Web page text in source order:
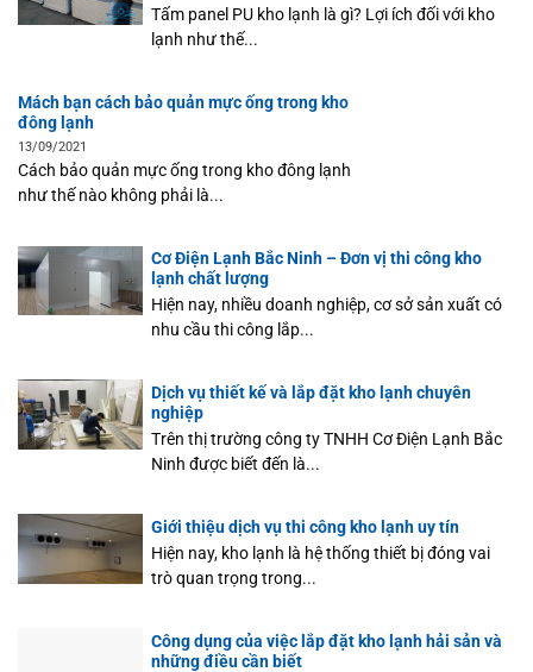
Tấm panel PU kho lạnh là gì? Lợi ích đối với kho
lạnh như thế...
Mách bạn cách bảo quản mực ống trong kho
đông lạnh
13/09/2021
Cách bảo quản mực ống trong kho đông lạnh
như thế nào không phải là...
Cơ Điện Lạnh Bắc Ninh – Đơn vị thi công kho
lạnh chất lượng
Hiện nay, nhiều doanh nghiệp, cơ sở sản xuất có
nhu cầu thi công lắp...
Dịch vụ thiết kế và lắp đặt kho lạnh chuyên
nghiệp
Trên thị trường công ty TNHH Cơ Điện Lạnh Bắc
Ninh được biết đến là...
Giới thiệu dịch vụ thi công kho lạnh uy tín
Hiện nay, kho lạnh là hệ thống thiết bị đóng vai
trò quan trọng trong...
Công dụng của việc lắp đặt kho lạnh hải sản và
những điều cần biết